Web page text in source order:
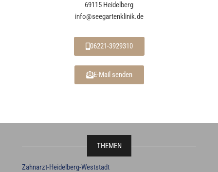
69115 Heidelberg
info@seegartenklinik.de
06221-3929310
E-Mail senden
THEMEN
Zahnarzt-Heidelberg-Weststadt